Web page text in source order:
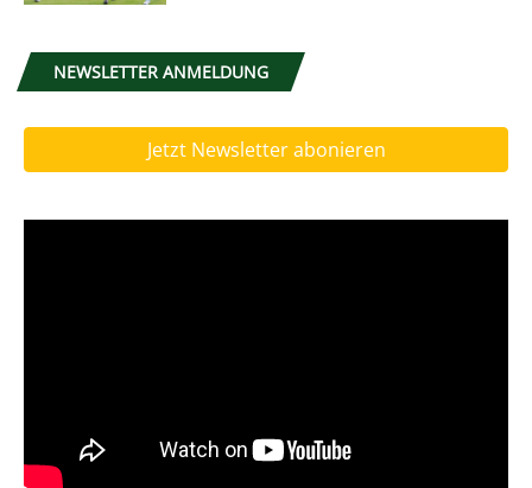
NEWSLETTER ANMELDUNG
Jetzt Newsletter abonieren